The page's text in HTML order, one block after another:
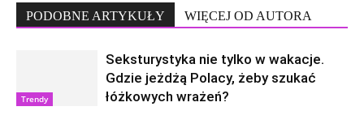
PODOBNE ARTYKUŁY WIĘCEJ OD AUTORA
Trendy
Seksturystyka nie tylko w wakacje.
Gdzie jeżdżą Polacy, żeby szukać
łóżkowych wrażeń?